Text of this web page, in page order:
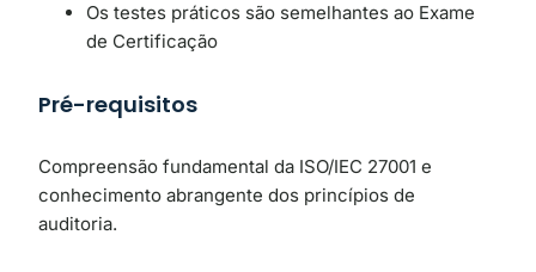
Os testes práticos são semelhantes ao Exame
de Certificação
Pré-requisitos
Compreensão fundamental da ISO/IEC 27001 e
conhecimento abrangente dos princípios de
auditoria.